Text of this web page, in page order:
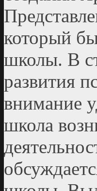
который
школы. В
развития
внимание
школа